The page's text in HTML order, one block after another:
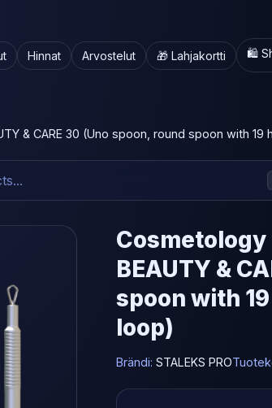
Hinnat Arvostelut 🎁 Lahjakortti 🛍️
& CARE 30 (Uno spoon, round spoon with
BEAUTY &
spoon with
loop)
Brändi: STALEKS PRO